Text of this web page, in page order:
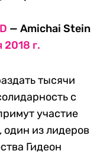
— Amichai Stein
2018 г.
тысячи
с
участие
из лидеров
Гидеон